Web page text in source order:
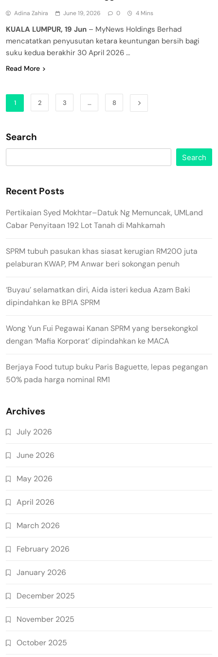
Adina Zahira June 19, 2026 0 4 Mins
KUALA LUMPUR, 19 Jun – MyNews Holdings Berhad
mencatatkan penyusutan ketara keuntungan bersih bagi
suku kedua berakhir 30 April 2026 …
Read More
1 2 3 … 8
Search
Search
Recent Posts
Pertikaian Syed Mokhtar–Datuk Ng Memuncak, UMLand
Cabar Penyitaan 192 Lot Tanah di Mahkamah
SPRM tubuh pasukan khas siasat kerugian RM200 juta
pelaburan KWAP, PM Anwar beri sokongan penuh
‘Buyau’ selamatkan diri, Aida isteri kedua Azam Baki
dipindahkan ke BPIA SPRM
Wong Yun Fui Pegawai Kanan SPRM yang bersekongkol
dengan ‘Mafia Korporat’ dipindahkan ke MACA
Berjaya Food tutup buku Paris Baguette, lepas pegangan
50% pada harga nominal RM1
Archives
July 2026
June 2026
May 2026
April 2026
March 2026
February 2026
January 2026
December 2025
November 2025
October 2025